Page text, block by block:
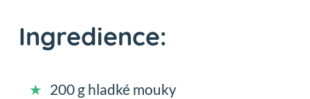
Ingredience:
200 g hladké mouky